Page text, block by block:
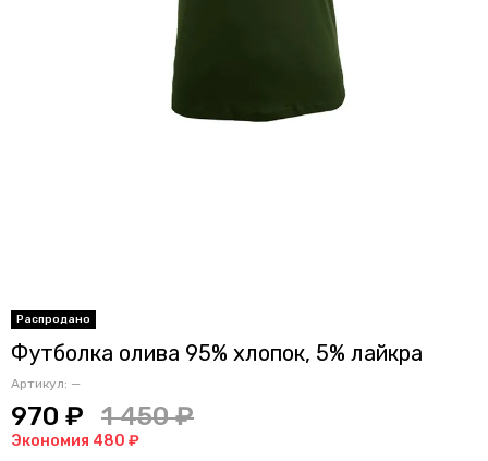
Футболка олива 95% хлопок, 5% лайкра
Артикул: —
970 ₽ 1 450 ₽
Экономия 480 ₽